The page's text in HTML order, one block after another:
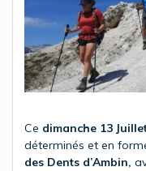
Ce dimanche 13
déterminés et en
des Dents d’Ambin,